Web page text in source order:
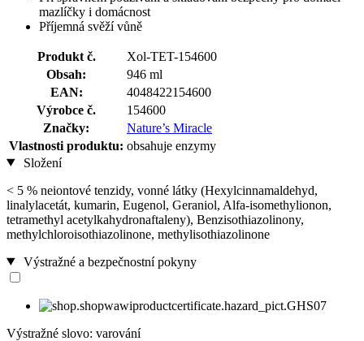
mazlíčky i domácnost
Příjemná svěží vůně
Produkt č.
Xol-TET-154600
Obsah:
946 ml
EAN:
4048422154600
Výrobce č.
154600
Značky:
Nature’s Miracle
Vlastnosti produktu: obsahuje enzymy
Složení
< 5 % neiontové tenzidy, vonné látky (Hexylcinnamaldehyd,
linalylacetát, kumarin, Eugenol, Geraniol, Alfa-isomethylionon,
tetramethyl acetylkahydronaftaleny), Benzisothiazolinony,
methylchloroisothiazolinone, methylisothiazolinone
Výstražné a bezpečnostní pokyny
Výstražné slovo: varování